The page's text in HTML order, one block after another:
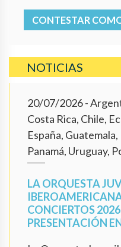
CONTESTAR
NOTICIAS
20/07/2026-
Costa Rica, Chile,
España,
Panamá, Uruguay,
LA ORQUESTA
CONCIERTOS
PRESENTACIÓN